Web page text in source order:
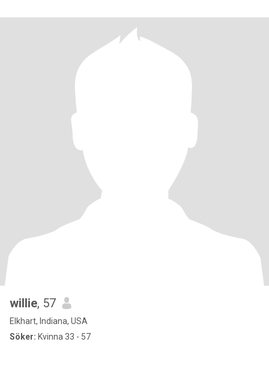
willie, 57
Elkhart, Indiana, USA
Söker: Kvinna 33 - 57